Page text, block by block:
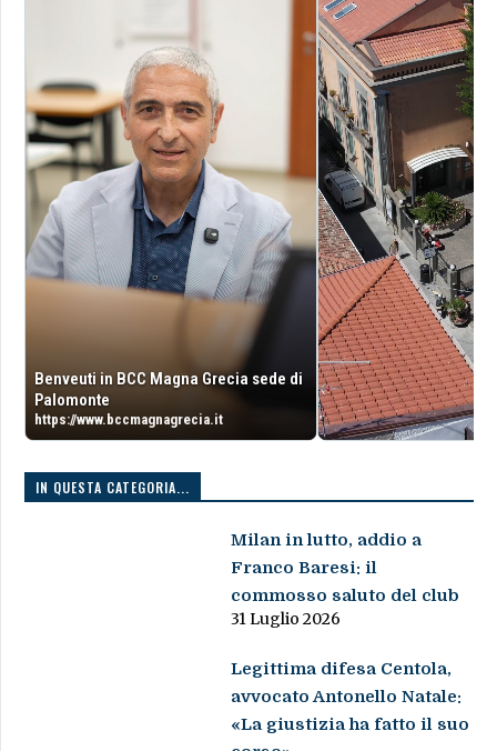
Benveuti in BCC Magna Grecia sede di
Palomonte
https://www.bccmagnagrecia.it
IN QUESTA CATEGORIA...
Milan in lutto, addio a
Franco Baresi: il
commosso saluto del club
31 Luglio 2026
Legittima difesa Centola,
avvocato Antonello Natale:
«La giustizia ha fatto il suo